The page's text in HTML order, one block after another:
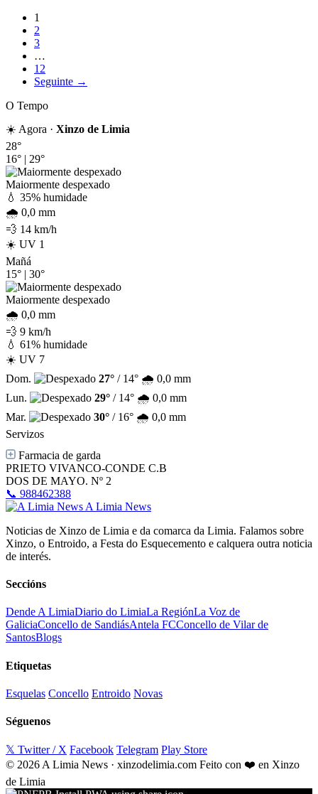
1
2
3
…
12
Seguinte →
O Tempo
☀️ Agora · Xinzo de Limia
28°
16° | 29°
Maiormente despexado
💧 35% humidade
🌧️ 0,0 mm
💨 14 km/h
☀️ UV 1
Mañá
15° | 30°
Maiormente despexado
🌧️ 0,0 mm
💨 9 km/h
💧 61% humidade
☀️ UV 7
Dom.
27° / 14° 🌧️ 0,0 mm
Lun.
29° / 14° 🌧️ 0,0 mm
Mar.
30° / 16° 🌧️ 0,0 mm
Servizos
Farmacia de garda
PRIETO VIVANCO-CONDE C.B
DOS DE MAYO. Nº 2
📞 988462388
A Limia News
Noticias de Xinzo de Limia e da comarca da Limia. Falamos sobre
Xinzo, o Entroido, a Festa do Esquecemento e calquera outra noticia
de interés.
Seccións
Dende A LimiaDiario do LimiaLa RegiónLa Voz de
GaliciaConcello de SandiásAntela FCConcello de Vilar de
SantosBlogs
Etiquetas
Esquelas Concello Entroido Novas
Séguenos
𝕏 Twitter / X Facebook Telegram Play Store
© 2026 A Limia News · xinzodelimia.com Feito con ❤️ en Xinzo
de Limia